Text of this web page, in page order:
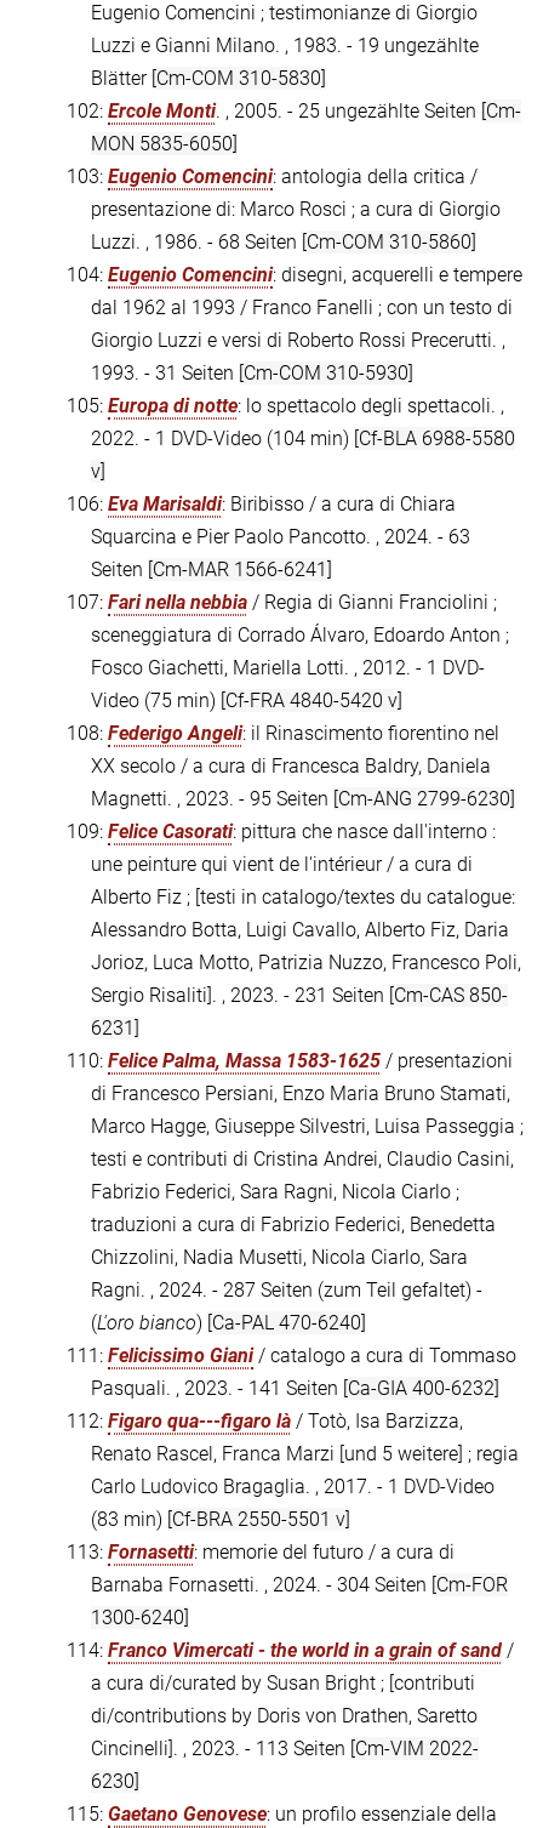
Eugenio Comencini ; testimonianze di Giorgio
Luzzi e Gianni Milano. , 1983. - 19 ungezählte
Blätter [Cm-COM 310-5830]
102: Ercole Monti. , 2005. - 25 ungezählte Seiten [Cm-
MON 5835-6050]
103: Eugenio Comencini: antologia della critica /
presentazione di: Marco Rosci ; a cura di Giorgio
Luzzi. , 1986. - 68 Seiten [Cm-COM 310-5860]
104: Eugenio Comencini: disegni, acquerelli e tempere
dal 1962 al 1993 / Franco Fanelli ; con un testo di
Giorgio Luzzi e versi di Roberto Rossi Precerutti. ,
1993. - 31 Seiten [Cm-COM 310-5930]
105: Europa di notte: lo spettacolo degli spettacoli. ,
2022. - 1 DVD-Video (104 min) [Cf-BLA 6988-5580
v]
106: Eva Marisaldi: Biribisso / a cura di Chiara
Squarcina e Pier Paolo Pancotto. , 2024. - 63
Seiten [Cm-MAR 1566-6241]
107: Fari nella nebbia / Regia di Gianni Franciolini ;
sceneggiatura di Corrado Álvaro, Edoardo Anton ;
Fosco Giachetti, Mariella Lotti. , 2012. - 1 DVD-
Video (75 min) [Cf-FRA 4840-5420 v]
108: Federigo Angeli: il Rinascimento fiorentino nel
XX secolo / a cura di Francesca Baldry, Daniela
Magnetti. , 2023. - 95 Seiten [Cm-ANG 2799-6230]
109: Felice Casorati: pittura che nasce dall'interno :
une peinture qui vient de l'intérieur / a cura di
Alberto Fiz ; [testi in catalogo/textes du catalogue:
Alessandro Botta, Luigi Cavallo, Alberto Fiz, Daria
Jorioz, Luca Motto, Patrizia Nuzzo, Francesco Poli,
Sergio Risaliti]. , 2023. - 231 Seiten [Cm-CAS 850-
6231]
110: Felice Palma, Massa 1583-1625 / presentazioni
di Francesco Persiani, Enzo Maria Bruno Stamati,
Marco Hagge, Giuseppe Silvestri, Luisa Passeggia ;
testi e contributi di Cristina Andrei, Claudio Casini,
Fabrizio Federici, Sara Ragni, Nicola Ciarlo ;
traduzioni a cura di Fabrizio Federici, Benedetta
Chizzolini, Nadia Musetti, Nicola Ciarlo, Sara
Ragni. , 2024. - 287 Seiten (zum Teil gefaltet) -
(L'oro bianco) [Ca-PAL 470-6240]
111: Felicissimo Giani/ catalogo a cura di Tommaso
Pasquali. , 2023. - 141 Seiten [Ca-GIA 400-6232]
112: Figaro qua---figaro là / Totò, Isa Barzizza,
Renato Rascel, Franca Marzi [und 5 weitere] ; regia
Carlo Ludovico Bragaglia. , 2017. - 1 DVD-Video
(83 min) [Cf-BRA 2550-5501 v]
113: Fornasetti: memorie del futuro / a cura di
Barnaba Fornasetti. , 2024. - 304 Seiten [Cm-FOR
1300-6240]
114: Franco Vimercati - the world in a grain of sand /
a cura di/curated by Susan Bright ; [contributi
di/contributions by Doris von Drathen, Saretto
Cincinelli]. , 2023. - 113 Seiten [Cm-VIM 2022-
6230]
115: Gaetano Genovese: un profilo essenziale della